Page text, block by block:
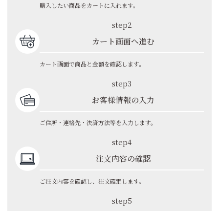
購入したい商品をカートに入れます。
step2
カート画面へ進む
カート画面で商品と金額を確認します。
step3
お客様情報の入力
ご住所・連絡先・決済方法等を入力します。
step4
注文内容の確認
ご注文内容を確認し、注文確定します。
step5